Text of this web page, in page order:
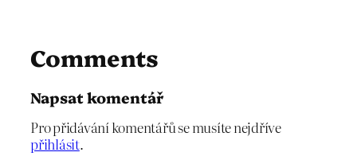
Comments
Napsat komentář
Pro přidávání komentářů se musíte nejdříve
přihlásit.